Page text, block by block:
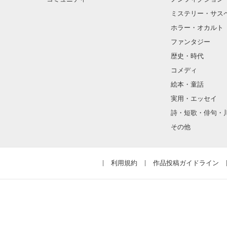
  〇。゜.*･｡〇。゜.*･｡〇
たくさんの思
一番生きた心
〇。゜.*･｡〇。
ミステリー・サス
ホラー・オカルト
ファンタジー
歴史・時代
コメディ
絵本・童話
実用・エッセイ
詩・短歌・俳句・
その他
利用規約 作品投稿ガイドライン